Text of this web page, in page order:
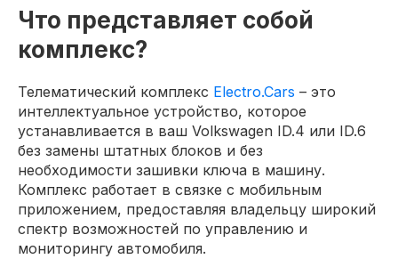
Что представляет собой
комплекс?
Телематический комплекс Electro.Cars – это
интеллектуальное устройство, которое
устанавливается в ваш Volkswagen ID.4 или ID.6
без замены штатных блоков и без
необходимости зашивки ключа в машину.
Комплекс работает в связке с мобильным
приложением, предоставляя владельцу широкий
спектр возможностей по управлению и
мониторингу автомобиля.